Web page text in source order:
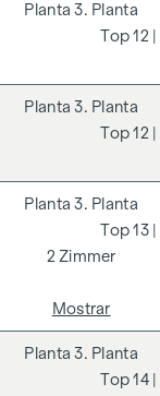
12
3. Planta
12
3. Planta
13
3. Planta
2Zimmer
Mostrar
14
3. Planta